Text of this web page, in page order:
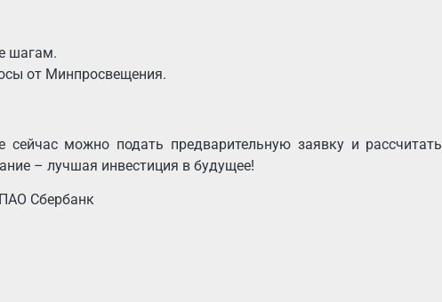
шагам.
от Минпросвещения.
можно подать предварительную заявку и рассчитать
– лучшая инвестиция в будущее!
Сбербанк